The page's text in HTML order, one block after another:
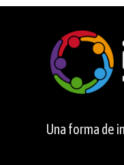
Una forma de